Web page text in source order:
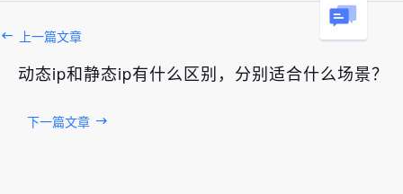
上一篇文章
动态ip和静态ip有什么区别，分别适合什么场景？
下一篇文章